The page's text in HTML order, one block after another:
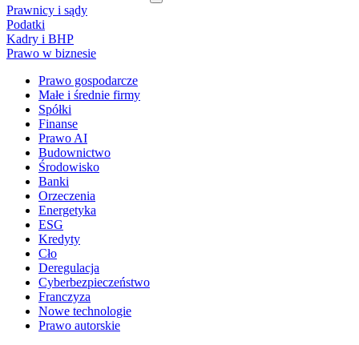
Prawnicy i sądy
Podatki
Kadry i BHP
Prawo w biznesie
Prawo gospodarcze
Małe i średnie firmy
Spółki
Finanse
Prawo AI
Budownictwo
Środowisko
Banki
Orzeczenia
Energetyka
ESG
Kredyty
Cło
Deregulacja
Cyberbezpieczeństwo
Franczyza
Nowe technologie
Prawo autorskie